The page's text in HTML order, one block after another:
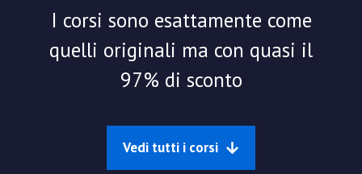
I corsi sono esattamente come
quelli originali ma con quasi il
97% di sconto
Vedi tutti i corsi